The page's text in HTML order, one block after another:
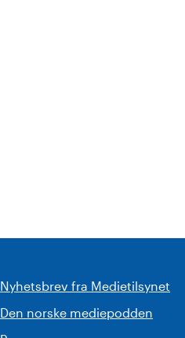
Nyhetsbrev fra Medietilsynet
Den norske mediepodden